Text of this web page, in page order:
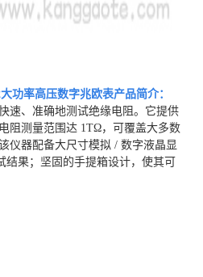
功率高压数字兆欧表产品简介：
速、准确地测试绝缘电阻。它提供
阻测量范围达 1TΩ，可覆盖大多数
仪器配备大尺寸模拟 / 数字液晶显
果；坚固的手提箱设计，使其可